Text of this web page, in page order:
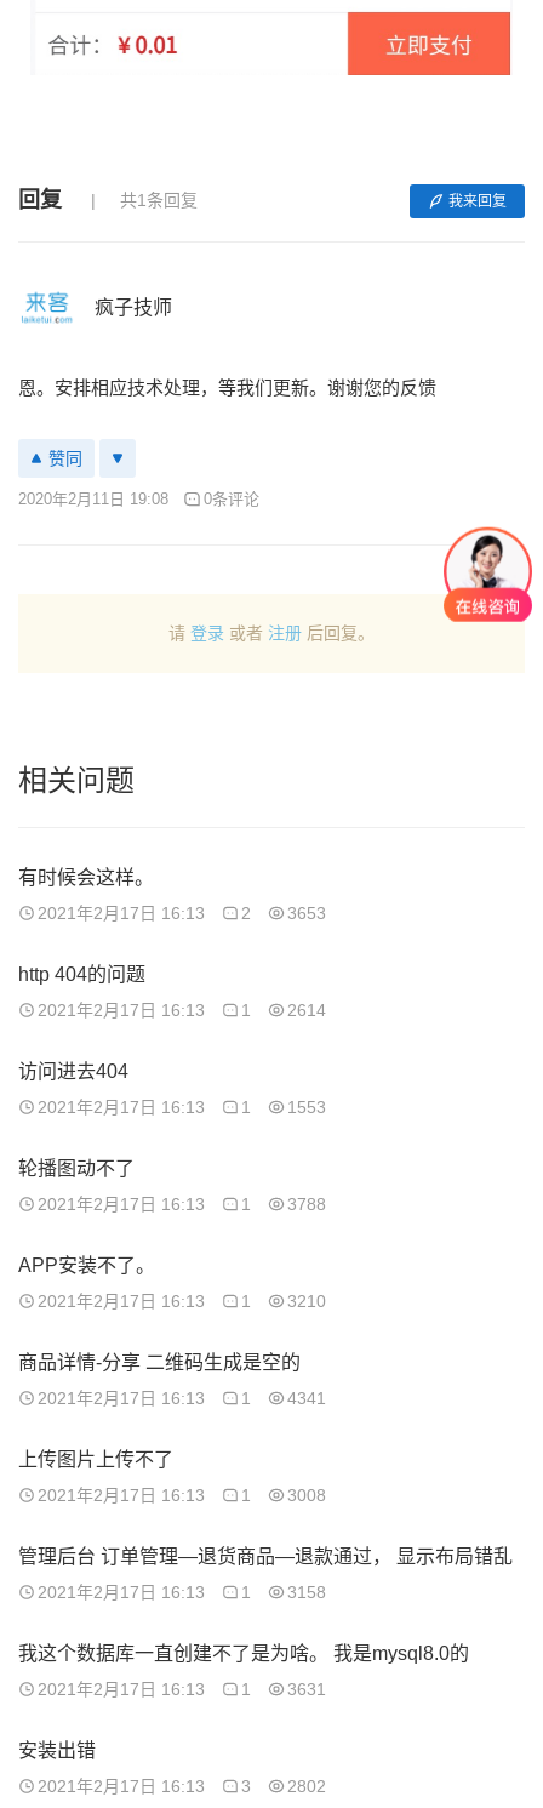
回复 共1条回复 我来回复
疯子技师
恩。安排相应技术处理，等我们更新。谢谢您的反馈
赞同
2020年2月11日 19:08 0条评论
请 登录 或者 注册 后回复。
相关问题
有时候会这样。
2021年2月17日 16:13 2 3653
http 404的问题
2021年2月17日 16:13 1 2614
访问进去404
2021年2月17日 16:13 1 1553
轮播图动不了
2021年2月17日 16:13 1 3788
APP安装不了。
2021年2月17日 16:13 1 3210
商品详情-分享 二维码生成是空的
2021年2月17日 16:13 1 4341
上传图片上传不了
2021年2月17日 16:13 1 3008
管理后台 订单管理—退货商品—退款通过， 显示布局错乱
2021年2月17日 16:13 1 3158
我这个数据库一直创建不了是为啥。 我是mysql8.0的
2021年2月17日 16:13 1 3631
安装出错
2021年2月17日 16:13 3 2802